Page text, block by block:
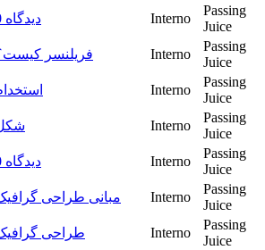
0 دیدگاه
Interno
Passing
Juice
فریلنسر
Interno
Passing
Juice
Interno
Passing
Juice
Interno
Passing
Juice
0 دیدگاه
Interno
Passing
Juice
مبانی طراحی
Interno
Passing
Juice
طراحی
Interno
Passing
Juice